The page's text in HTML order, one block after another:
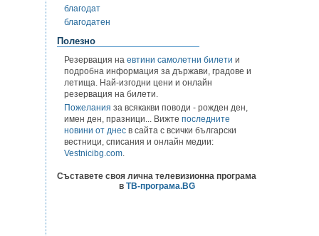
благодат
благодатен
Полезно
Резервация на евтини самолетни билети и
подробна информация за държави, градове и
летища. Най-изгодни цени и онлайн
резервация на билети.
Пожелания за всякакви поводи - рожден ден,
имен ден, празници... Вижте последните
новини от днес в сайта с всички български
вестници, списания и онлайн медии:
Vestnicibg.com.
Съставете своя лична телевизионна програма
в ТВ-програма.BG